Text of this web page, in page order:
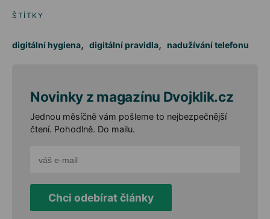
ŠTÍTKY
digitální hygiena, digitální pravidla, nadužívání telefonu
Novinky z magazínu Dvojklik.cz
Jednou měsíčně vám pošleme to nejbezpečnější
čtení. Pohodlně. Do mailu.
Chci odebírat články